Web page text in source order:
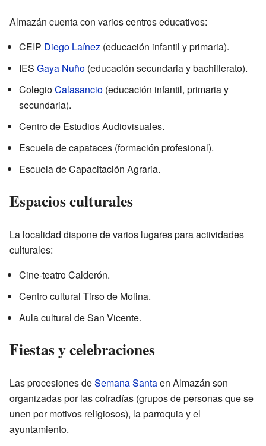
Almazán cuenta con varios centros educativos:
CEIP Diego Laínez (educación infantil y primaria).
IES Gaya Nuño (educación secundaria y bachillerato).
ColegioCalasancio (educación infantil, primaria y
secundaria).
Centro de Estudios Audiovisuales.
Escuela de capataces (formación profesional).
Escuela de Capacitación Agraria.
Espacios culturales
La localidad dispone de varios lugares para actividades
culturales:
Cine-teatro Calderón.
Centro cultural Tirso de Molina.
Aula cultural de San Vicente.
Fiestas y celebraciones
Las procesiones deSemana Santaen Almazán son
organizadas por las cofradías (grupos de personas que se
unen por motivos religiosos), la parroquia y el
ayuntamiento.